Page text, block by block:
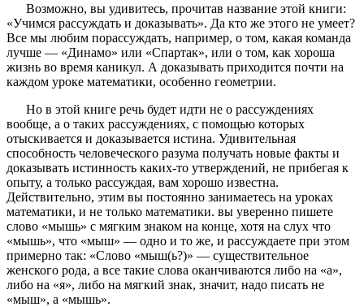
Возможно, вы удивитесь, прочитав название этой книги:
«Учимся рассуждать и доказывать». Да кто же этого не умеет?
Все мы любим порассуждать, например, о том, какая команда
лучше — «Динамо» или «Спартак», или о том, как хороша
жизнь во время каникул. А доказывать приходится почти на
каждом уроке математики, особенно геометрии.
Но в этой книге речь будет идти не о рассуждениях
вообще, а о таких рассуждениях, с помощью которых
отыскивается и доказывается истина. Удивительная
способность человеческого разума получать новые факты и
доказывать истинность каких-то утверждений, не прибегая к
опыту, а только рассуждая, вам хорошо известна.
Действительно, этим вы постоянно занимаетесь на уроках
математики, и не только математики. вы уверенно пишете
слово «мышь» с мягким знаком на конце, хотя на слух что
«мышь», что «мыш» — одно и то же, и рассуждаете при этом
примерно так: «Слово «мыш(ь?)» — существительное
женского рода, а все такие слова оканчиваются либо на «а»,
либо на «я», либо на мягкий знак, значит, надо писать не
«мыш», а «мышь».